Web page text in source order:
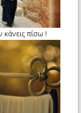
κάνεις πίσω !